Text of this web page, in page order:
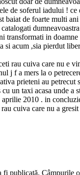
de soferul iadului ! ce
baiat de foarte multi
transformati in doamne
si acum ,sia pierdut
rau cuiva care nu e
j f a mers la o
prieteni au petrecut
un taxi acasa unde a
aprilie 2010 . in
cuiva care nu a
fi publicată. Câmpurile